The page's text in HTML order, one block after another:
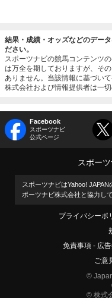
結果・成績・オッズなどのデー
ださい。
スポーツナビの競馬コンテンツ
は万全を期しておりますが、そ
ありません。当該情報に基づい
株式会社および情報提供者は一切
Facebook
スポーツナビ
公式ページ
スポー
スポーツナビはYahoo!
ポーツナビ株式会社と協力し
プライバシーポ
免責事項
広
ご意
©
© 株式